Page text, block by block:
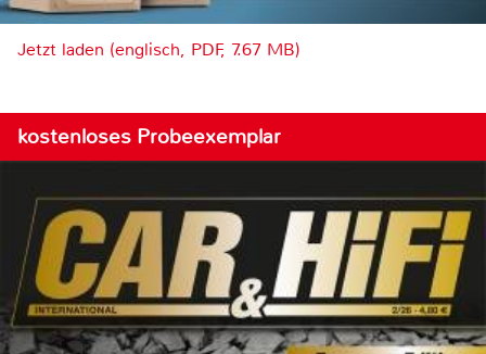
Jetzt laden (englisch, PDF, 7.67 MB)
kostenloses Probeexemplar